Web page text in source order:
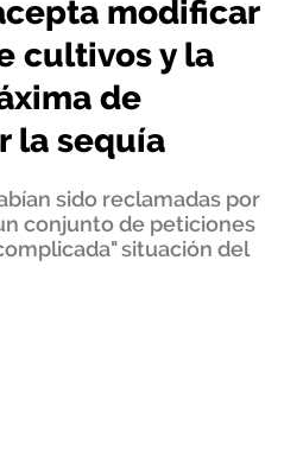
modificar
cultivos y la
de
la sequía
sido reclamadas por
conjunto de peticiones
situación del